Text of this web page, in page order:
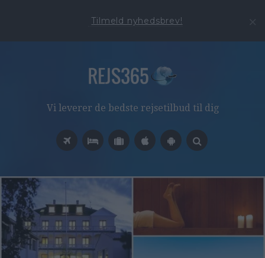
Tilmeld nyhedsbrev!
Vi leverer de bedste rejsetilbud til dig